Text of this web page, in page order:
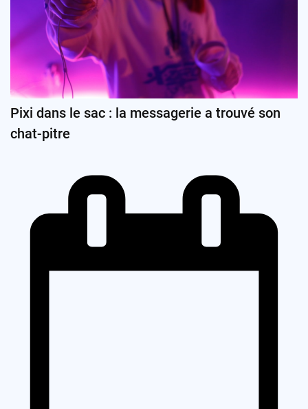
Pixi dans le sac : la messagerie a trouvé son
chat-pitre